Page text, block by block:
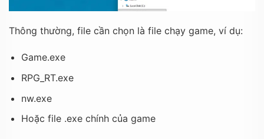
Thông thường, file cần chọn là file chạy game, ví dụ:
Game.exe
RPG_RT.exe
nw.exe
Hoặc file .exechính của game